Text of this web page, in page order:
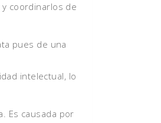
coordinarlos de
pues de una
intelectual, lo
Es causada por